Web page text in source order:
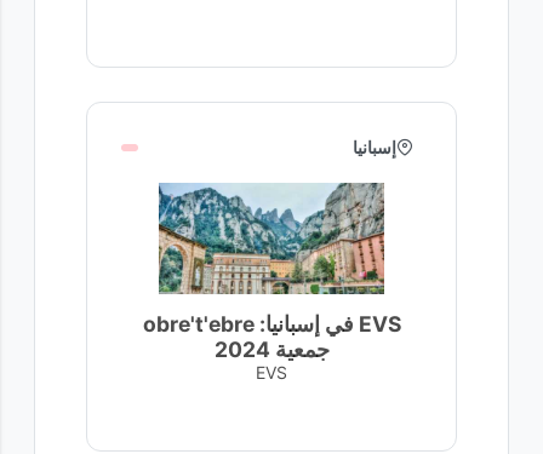
إسبانيا
EVS في إسبانيا: obre't'ebre
جمعية 2024
EVS